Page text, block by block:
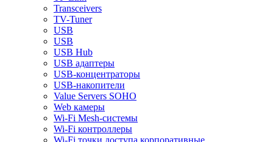
Transceivers
TV-Tuner
USB
USB
USB Hub
USB адаптеры
USB-концентраторы
USB-накопители
Value Servers SOHO
Web камеры
Wi-Fi Mesh-системы
Wi-Fi контроллеры
Wi-Fi точки доступа корпоративные